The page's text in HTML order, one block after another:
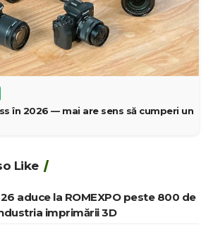
în 2026 — mai are sens să cumperi un
Like
aduce la ROMEXPO peste 800 de
imprimării 3D